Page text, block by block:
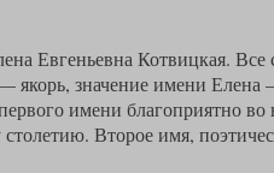
Евгеньевна Котвицкая. Все
якорь, значение имени
имени благоприятно
Второе имя,